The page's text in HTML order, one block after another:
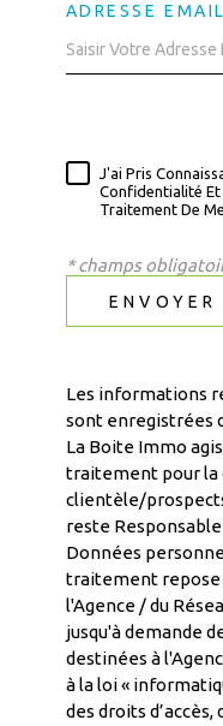
ADRESSE
J'ai Pris
Confidentialité Et
Traitement De
* champs
ENVOYER
Les informations
sont enregistrées
La Boite Immo
traitement pour la
clientèle/
reste
Données
traitement
l'Agence / du
jusqu'à demande
destinées à
à la loi «
des droits